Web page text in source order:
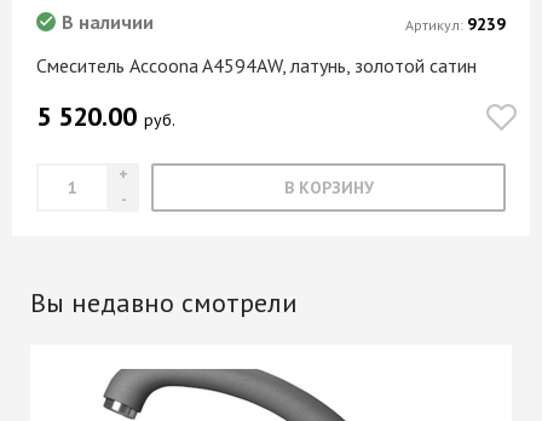
Смеситель Ассооna A4594AW, латунь, золотой сатин
В наличии
5 520.00 руб.
В КОРЗИНУ
Артикул: 9239
Вы недавно смотрели